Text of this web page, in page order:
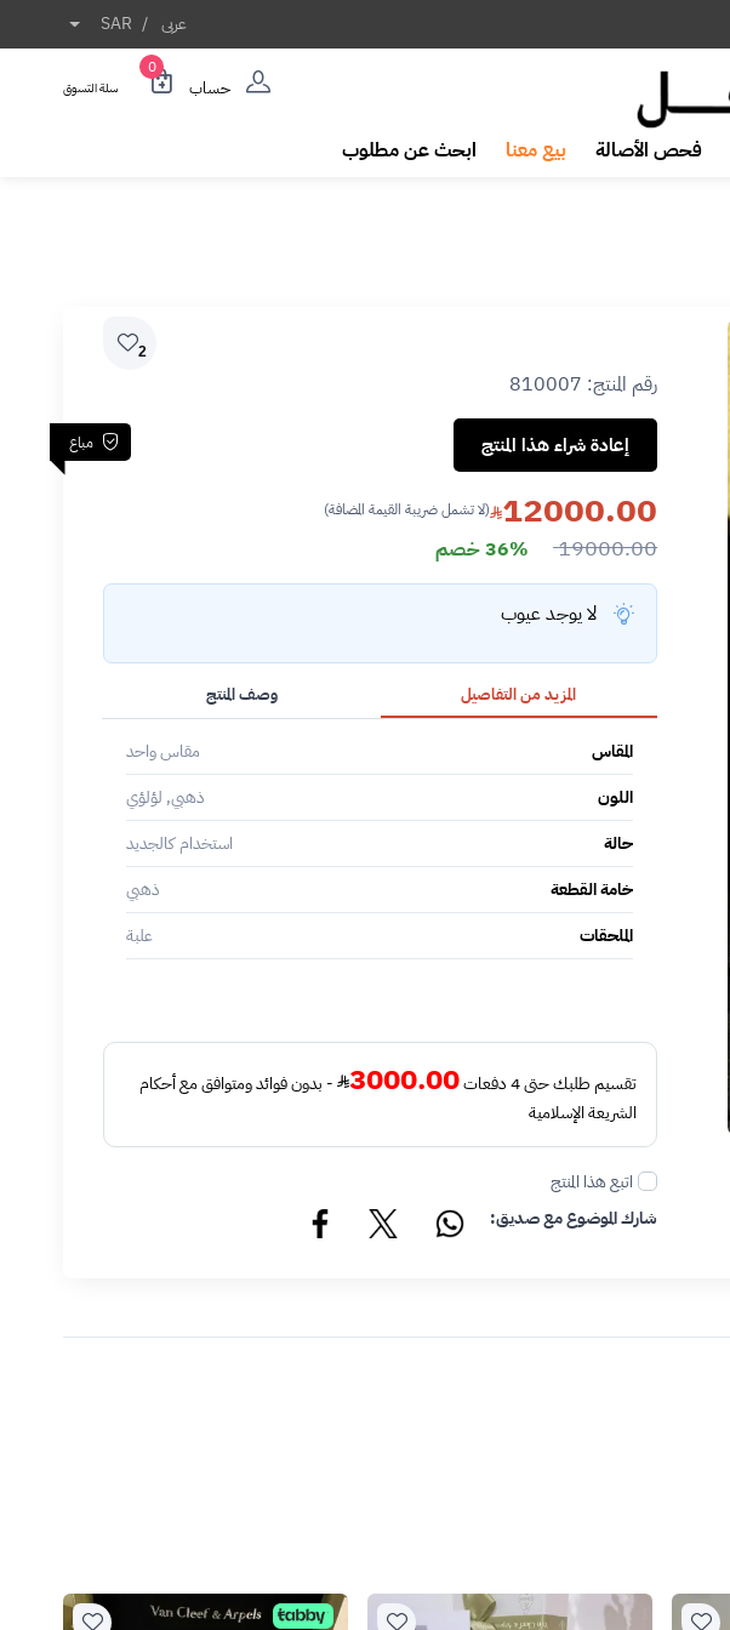
عربى /
SAR
حساب
0
سلة التسوق
فحص الأصالة بيع معنا ابحث عن مطلوب
2
رقم المنتج: 810007
مباع إعادة شراء هذا المنتج
12000.00 (لا تشمل ضريبة القيمة المضافة)
19000.00 36% خصم
لا يوجد عيوب
المزيد من التفاصيل
المقاس
مقاس واحد
اللون
ذهبي, لؤلؤي
حالة
استخدام كالجديد
خامة القطعة
ذهبي
الملحقات
علبة
وصف المنتج
تقسيم طلبك حتى 4 دفعات 3000.00 - بدون فوائد ومتوافق مع أحكام
الشريعة الإسلامية
اتبع هذا المنتج
شارك الموضوع مع صديق: